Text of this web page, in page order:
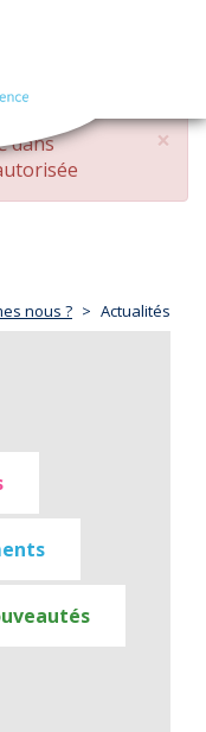
navigation
×
dans
nous ? Actualités